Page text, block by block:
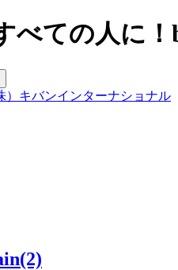
べての人に
）キバンインターナショナル